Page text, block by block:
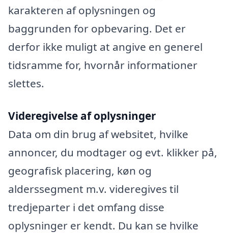
karakteren af oplysningen og
baggrunden for opbevaring. Det er
derfor ikke muligt at angive en generel
tidsramme for, hvornår informationer
slettes.
Videregivelse af oplysninger
Data om din brug af websitet, hvilke
annoncer, du modtager og evt. klikker på,
geografisk placering, køn og
alderssegment m.v. videregives til
tredjeparter i det omfang disse
oplysninger er kendt. Du kan se hvilke